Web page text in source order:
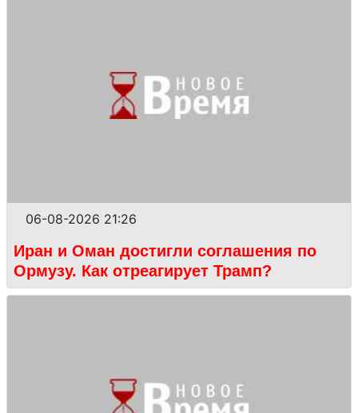
06-08-2026 21:26
Иран и Оман достигли соглашения по
Ормузу. Как отреагирует Трамп?